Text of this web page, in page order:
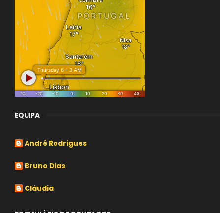
EQUIPA
André Rodrigues
Bruno Dias
Cláudia